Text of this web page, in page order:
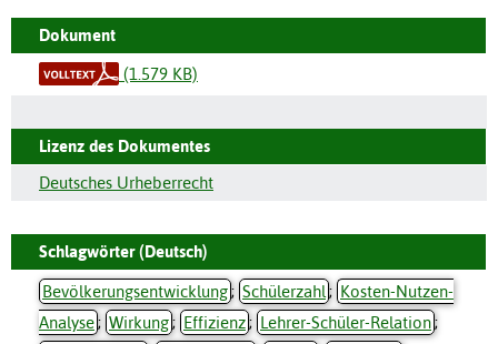
Dokument
(1.579 KB)
Lizenz des Dokumentes
Deutsches Urheberrecht
Schlagwörter (Deutsch)
Bevölkerungsentwicklung; Schülerzahl ; Kosten-Nutzen-
Analyse; Wirkung; Effizienz; Lehrer-Schüler-Relation;